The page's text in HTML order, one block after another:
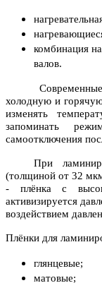
комбинация
валов.
Современные
холодную и
изменять
запоминать
самоотключения
При
(толщиной от 32
- плёнка с
активизируется
воздействием
Плёнки для
глянцевые;
матовые;